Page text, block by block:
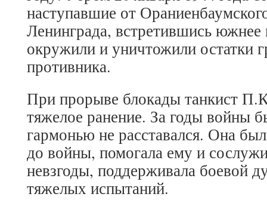
наступавшие от
Ленинграда, встретившись
окружили и уничтожили остатки
противника.
При прорыве блокады танкист
тяжелое ранение. За годы войны
гармонью не расставался. Она
до войны, помогала ему и
невзгоды, поддерживала боевой
тяжелых испытаний.